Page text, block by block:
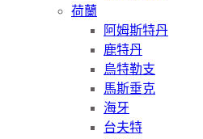
荷蘭
阿姆斯特丹
鹿特丹
烏特勒支
馬斯垂克
海牙
台夫特